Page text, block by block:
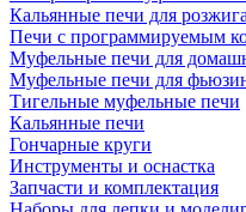
Кальянные печи для
Печи с программируемым
Муфельные печи для
Муфельные печи для
Тигельные муфельные печи
Кальянные печи
Гончарные круги
Инструменты и оснастка
Запчасти и комплектация